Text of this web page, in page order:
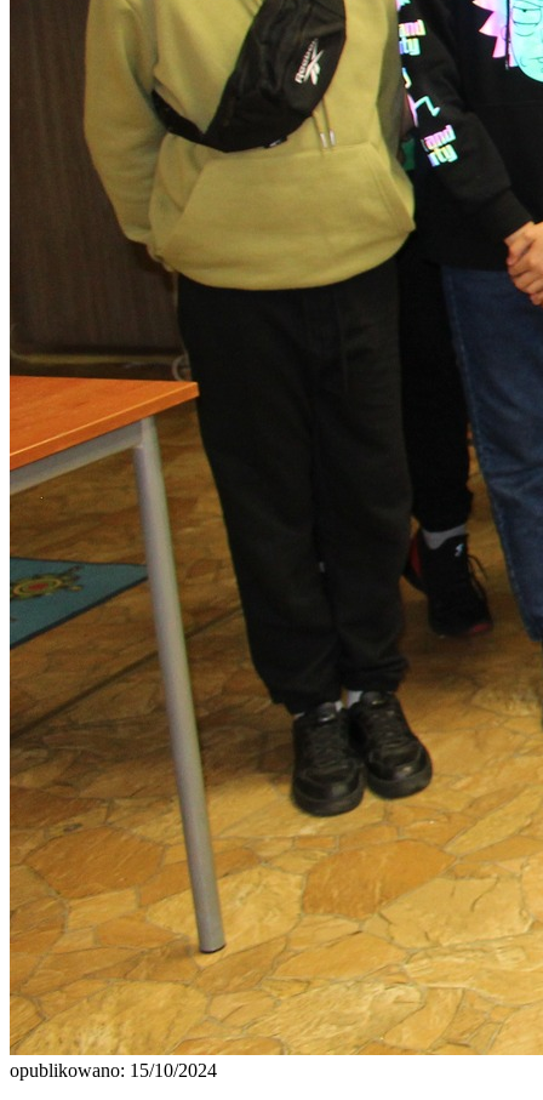
opublikowano: 15/10/2024